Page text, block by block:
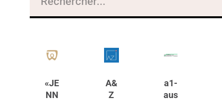
«JE
NN
A&
Z
a1-
aus